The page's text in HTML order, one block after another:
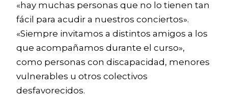
«hay muchas personas que no lo tienen tan
fácil para acudir a nuestros conciertos».
«Siempre invitamos a distintos amigos a los
que acompañamos durante el curso»,
como personas con discapacidad, menores
vulnerables u otros colectivos
desfavorecidos.